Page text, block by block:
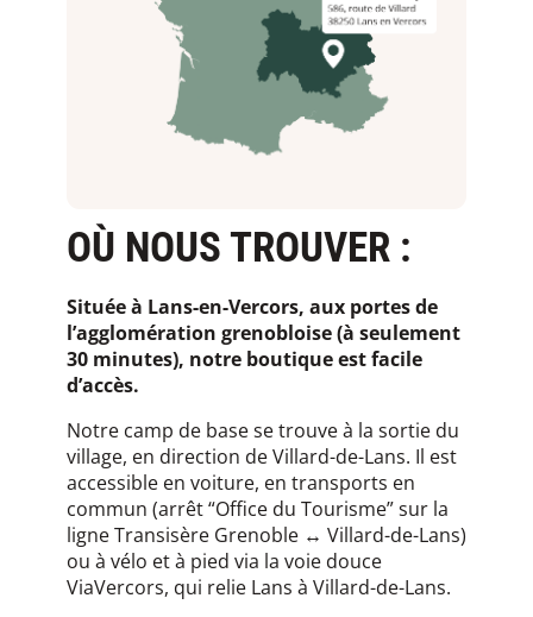
OÙ NOUS TROUVER :
Située à Lans-en-Vercors, aux portes de
l’agglomération grenobloise (à seulement
30 minutes), notre boutique est facile
d’accès.
Notre camp de base se trouve à la sortie du
village, en direction de Villard-de-Lans. Il est
accessible en voiture, en transports en
commun (arrêt “Office du Tourisme” sur la
ligne Transisère Grenoble ↔ Villard-de-Lans)
ou à vélo et à pied via la voie douce
ViaVercors, qui relie Lans à Villard-de-Lans.